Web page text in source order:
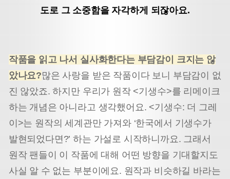
도로 그 소중함을 자각하게 되잖아요.
작품을 읽고 나서 실사화한다는 부담감이 크지는 않
았나요?많은 사랑을 받은 작품이다 보니 부담감이 없
진 않았죠. 하지만 우리가 원작 <기생수>를 리메이크
하는 개념은 아니라고 생각했어요. <기생수: 더 그레
이>는 원작의 세계관만 가져와 ‘한국에서 기생수가
발현되었다면?’ 하는 가설로 시작하니까요. 그래서
원작 팬들이 이 작품에 대해 어떤 방향을 기대할지도
사실 알 수 없는 부분이에요. 원작과 비슷하길 바라는